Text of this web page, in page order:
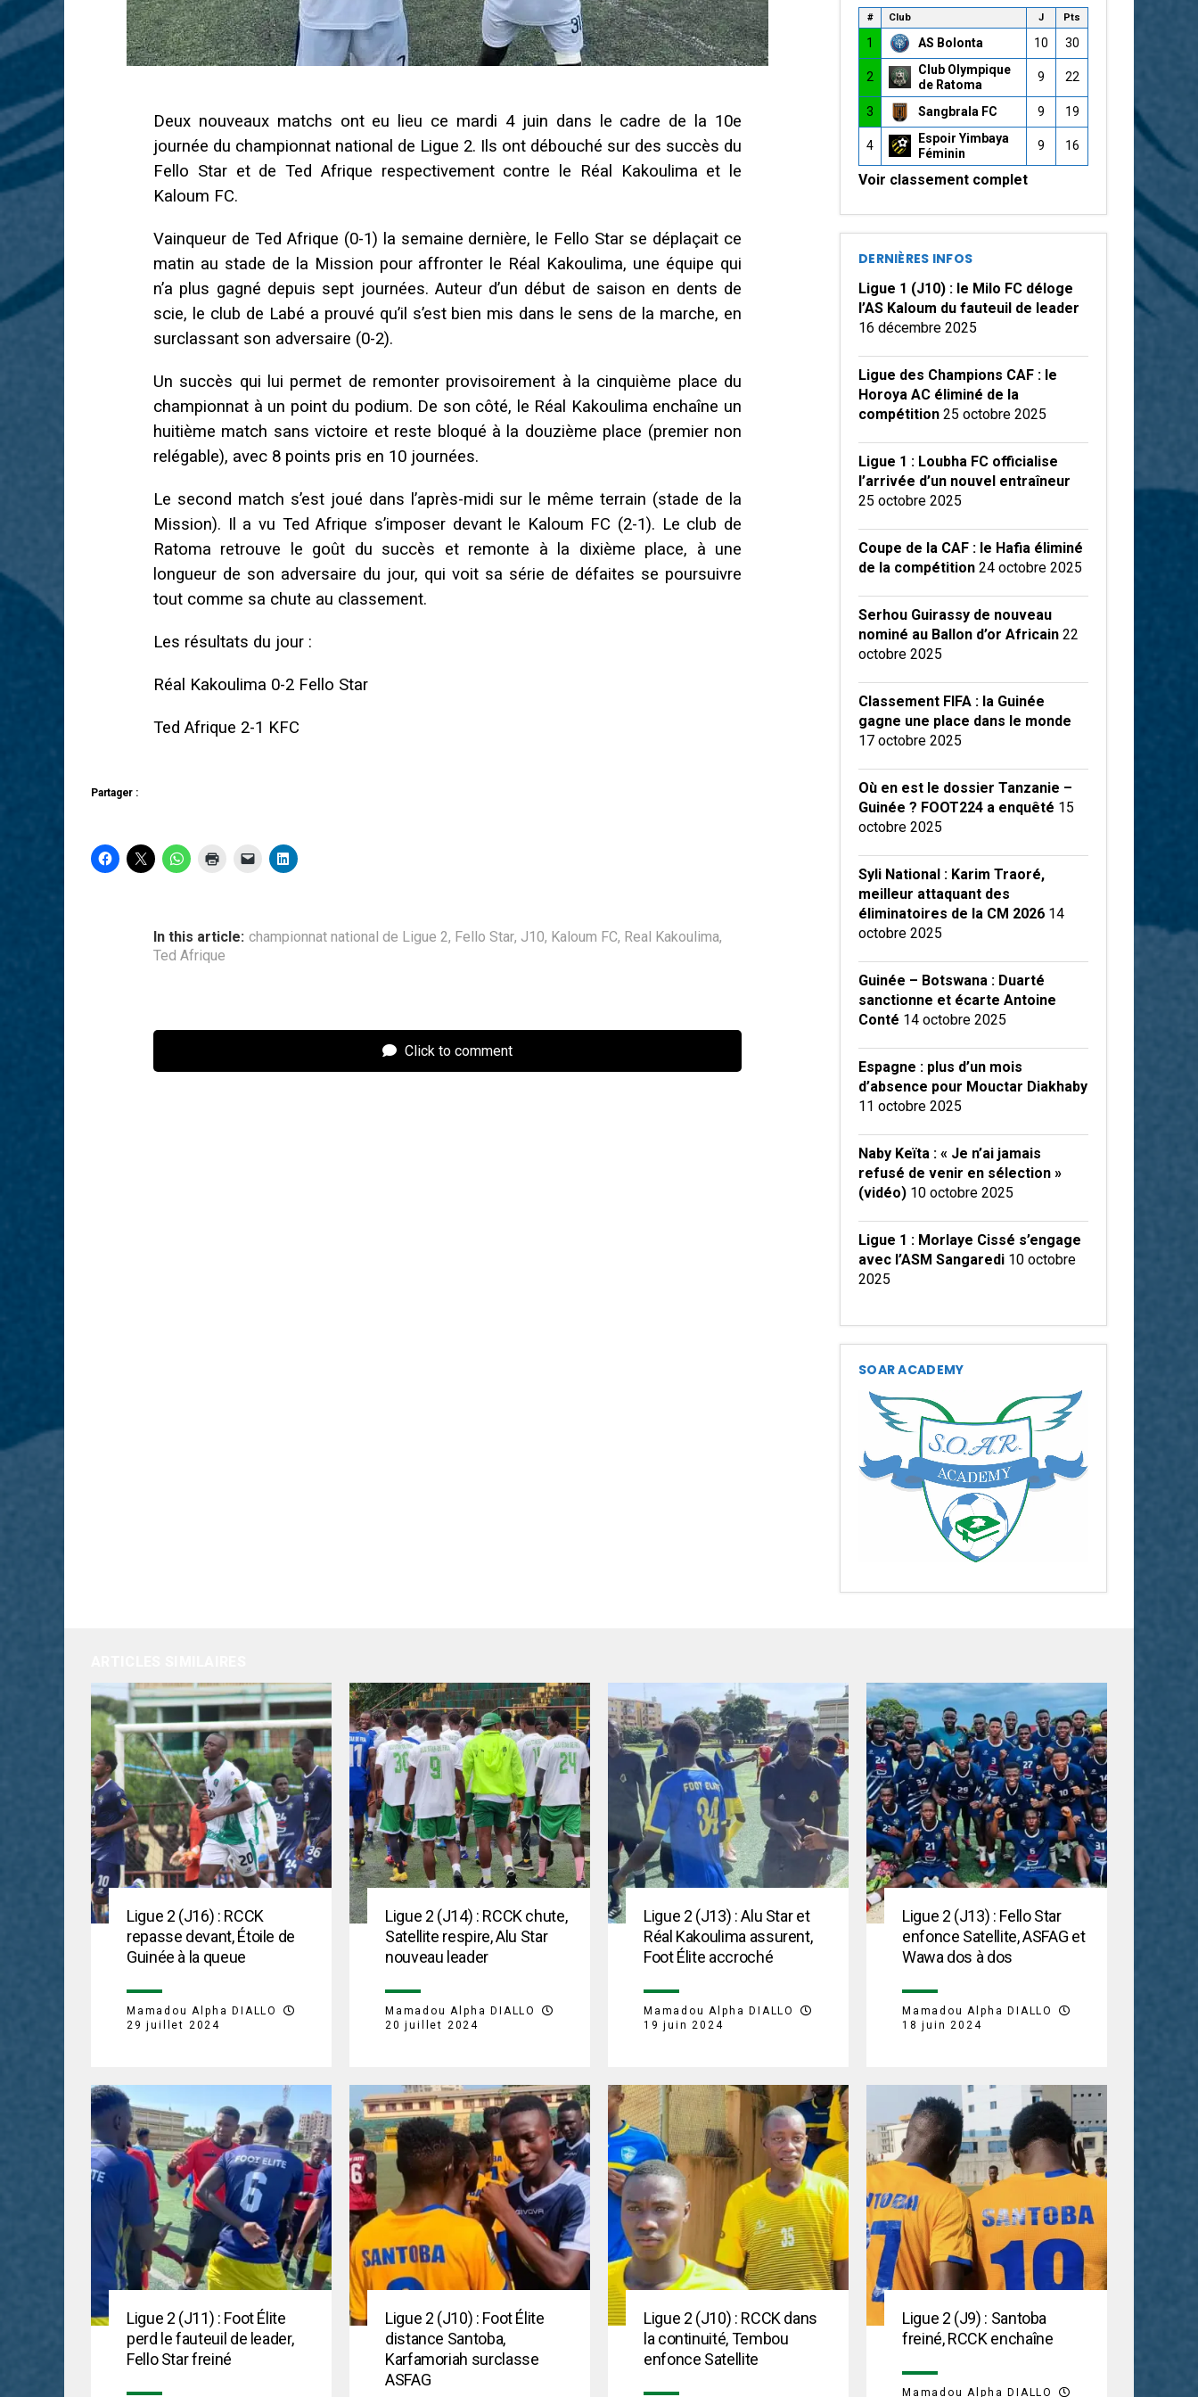
Deux nouveaux matchs ont eu lieu ce mardi 4 juin dans le cadre de la 10e
journée du championnat national de Ligue 2. Ils ont débouché sur des succès du
Fello Star et de Ted Afrique respectivement contre le Réal Kakoulima et le
Kaloum FC.
Vainqueur de Ted Afrique (0-1) la semaine dernière, le Fello Star se déplaçait ce
matin au stade de la Mission pour affronter le Réal Kakoulima, une équipe qui
n’a plus gagné depuis sept journées. Auteur d’un début de saison en dents de
scie, le club de Labé a prouvé qu’il s’est bien mis dans le sens de la marche, en
surclassant son adversaire (0-2).
Un succès qui lui permet de remonter provisoirement à la cinquième place du
championnat à un point du podium. De son côté, le Réal Kakoulima enchaîne un
huitième match sans victoire et reste bloqué à la douzième place (premier non
relégable), avec 8 points pris en 10 journées.
Le second match s’est joué dans l’après-midi sur le même terrain (stade de la
Mission). Il a vu Ted Afrique s’imposer devant le Kaloum FC (2-1). Le club de
Ratoma retrouve le goût du succès et remonte à la dixième place, à une
longueur de son adversaire du jour, qui voit sa série de défaites se poursuivre
tout comme sa chute au classement.
Les résultats du jour :
Réal Kakoulima 0-2 Fello Star
Ted Afrique 2-1 KFC
Partager :
In this article: championnat national de Ligue 2, Fello Star, J10, Kaloum FC, Real Kakoulima,
Ted Afrique
Click to comment
# Club J Pts
1 AS Bolonta 10 30
2
Club Olympique
de Ratoma
9 22
3 Sangbrala FC 9 19
4
Espoir Yimbaya
Féminin
9 16
Voir classement complet
DERNIÈRES INFOS
Ligue 1 (J10) : le Milo FC déloge
l’AS Kaloum du fauteuil de leader
16 décembre 2025
Ligue des Champions CAF : le
Horoya AC éliminé de la
compétition 25 octobre 2025
Ligue 1 : Loubha FC officialise
l’arrivée d’un nouvel entraîneur
25 octobre 2025
Coupe de la CAF : le Hafia éliminé
de la compétition 24 octobre 2025
Serhou Guirassy de nouveau
nominé au Ballon d’or Africain 22
octobre 2025
Classement FIFA : la Guinée
gagne une place dans le monde
17 octobre 2025
Où en est le dossier Tanzanie –
Guinée ? FOOT224 a enquêté 15
octobre 2025
Syli National : Karim Traoré,
meilleur attaquant des
éliminatoires de la CM 2026 14
octobre 2025
Guinée – Botswana : Duarté
sanctionne et écarte Antoine
Conté 14 octobre 2025
Espagne : plus d’un mois
d’absence pour Mouctar Diakhaby
11 octobre 2025
Naby Keïta : « Je n’ai jamais
refusé de venir en sélection »
(vidéo) 10 octobre 2025
Ligue 1 : Morlaye Cissé s’engage
avec l’ASM Sangaredi 10 octobre
2025
SOAR ACADEMY
Ligue 2 (J16) : RCCK
repasse devant, Étoile de
Guinée à la queue
Mamadou Alpha DIALLO
29 juillet 2024
Ligue 2 (J14) : RCCK chute,
Satellite respire, Alu Star
nouveau leader
Mamadou Alpha DIALLO
20 juillet 2024
Ligue 2 (J13) : Alu Star et
Réal Kakoulima assurent,
Foot Élite accroché
Mamadou Alpha DIALLO
19 juin 2024
Ligue 2 (J13) : Fello Star
enfonce Satellite, ASFAG et
Wawa dos à dos
Mamadou Alpha DIALLO
18 juin 2024
Ligue 2 (J11) : Foot Élite
perd le fauteuil de leader,
Fello Star freiné
Ligue 2 (J10) : Foot Élite
distance Santoba,
Karfamoriah surclasse
ASFAG
Ligue 2 (J10) : RCCK dans
la continuité, Tembou
enfonce Satellite
Ligue 2 (J9) : Santoba
freiné, RCCK enchaîne
Mamadou Alpha DIALLO